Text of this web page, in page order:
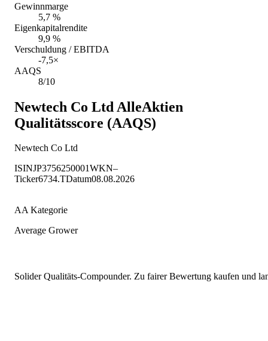
Gewinnmarge
5,7 %
Eigenkapitalrendite
9,9 %
Verschuldung / EBITDA
-7,5×
AAQS
8/10
Newtech Co Ltd AlleAktien
Qualitätsscore (AAQS)
Newtech Co Ltd
ISINJP3756250001WKN–
Ticker6734.TDatum08.08.2026
AA Kategorie
Average Grower
Solider Qualitäts-Compounder. Zu fairer Bewertung kaufen und